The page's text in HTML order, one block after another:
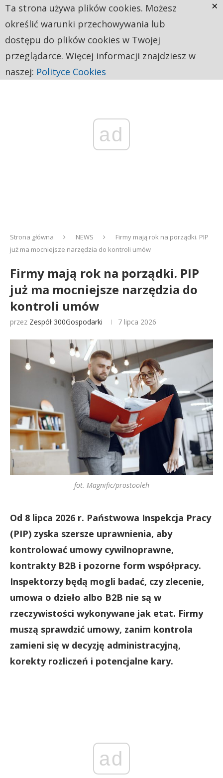
ad
Strona główna NEWS
Firmy mają rok na porządki. PIP
już ma mocniejsze narzędzia do kontroli umów
Firmy mają rok na porządki. PIP
już ma mocniejsze narzędzia do
kontroli umów
przez Zespół 300Gospodarki 7 lipca 2026
fot. Magnific/prostooleh
Od 8 lipca 2026 r. Państwowa Inspekcja Pracy
(PIP) zyska szersze uprawnienia, aby
kontrolować umowy cywilnoprawne,
kontrakty B2B i pozorne form współpracy.
Inspektorzy będą mogli badać, czy zlecenie,
umowa o dzieło albo B2B nie są w
rzeczywistości wykonywane jak etat. Firmy
muszą sprawdzić umowy, zanim kontrola
zamieni się w decyzję administracyjną,
korekty rozliczeń i potencjalne kary.
ad
Ta strona używa plików cookies. Możesz
określić warunki przechowywania lub
dostępu do plików cookies w Twojej
przeglądarce. Więcej informacji znajdziesz w
naszej: Polityce Cookies
×